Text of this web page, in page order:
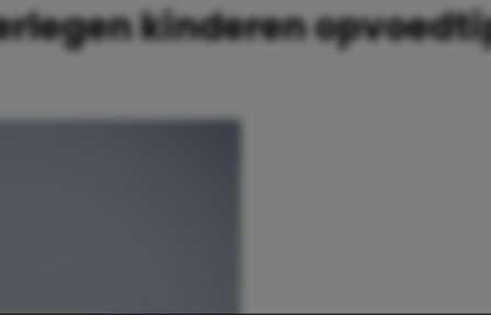
kinderen